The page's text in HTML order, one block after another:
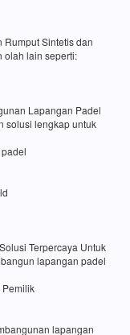
Rumput Sintetis dan
olah lain seperti:
Lapangan Padel
solusi lengkap untuk
Terpercaya Untuk
lapangan padel
Pemilik
lapangan